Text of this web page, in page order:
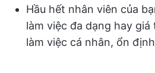
Hầu hết nhân viên của
làm việc đa dạng hay
làm việc cá nhân, ổn